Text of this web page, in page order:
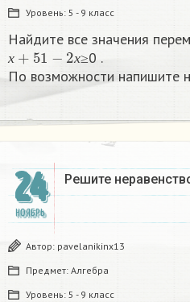
Уровень: 5 - 9 класс
Найдите все значения
х
х+5
х
1 −2 х ≥0 .
По возможности напишите
24
НОЯБРЬ
Решите
Автор: pavelanikinx13
Предмет: Алгебра
Уровень: 5 - 9 класс